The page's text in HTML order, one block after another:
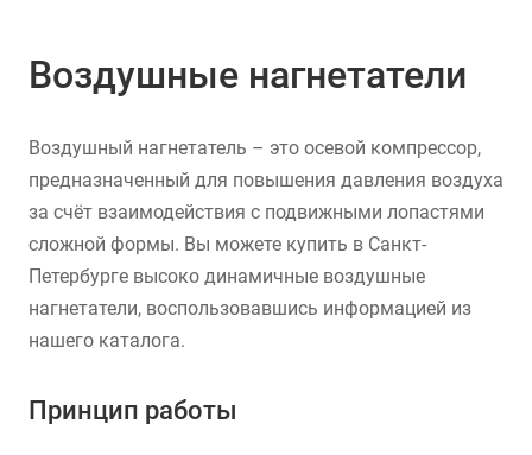
Воздушные нагнетатели
Воздушный нагнетатель – это осевой компрессор,
предназначенный для повышения давления воздуха
за счёт взаимодействия с подвижными лопастями
сложной формы. Вы можете купить в Санкт-
Петербурге высоко динамичные воздушные
нагнетатели, воспользовавшись информацией из
нашего каталога.
Принцип работы